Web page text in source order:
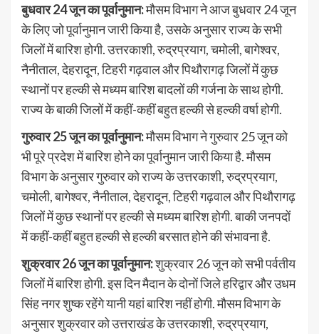
बुधवार 24 जून का पूर्वानुमान:मौसम विभाग ने आज बुधवार 24 जून
के लिए जो पूर्वानुमान जारी किया है, उसके अनुसार राज्य के सभी
जिलों में बारिश होगी. उत्तरकाशी, रुद्रप्रयाग, चमोली, बागेश्वर,
नैनीताल, देहरादून, टिहरी गढ़वाल और पिथौरागढ़ जिलों में कुछ
स्थानों पर हल्की से मध्यम बारिश बादलों की गर्जना के साथ होगी.
राज्य के बाकी जिलों में कहीं-कहीं बहुत हल्की से हल्की वर्षा होगी.
गुरुवार 25 जून का पूर्वानुमान:मौसम विभाग ने गुरुवार 25 जून को
भी पूरे प्रदेश में बारिश होने का पूर्वानुमान जारी किया है. मौसम
विभाग के अनुसार गुरुवार को राज्य के उत्तरकाशी, रुद्रप्रयाग,
चमोली, बागेश्वर, नैनीताल, देहरादून, टिहरी गढ़वाल और पिथौरागढ़
जिलों में कुछ स्थानों पर हल्की से मध्यम बारिश होगी. बाकी जनपदों
में कहीं-कहीं बहुत हल्की से हल्की बरसात होने की संभावना है.
शुक्रवार 26 जून का पूर्वानुमान:शुक्रवार 26 जून को सभी पर्वतीय
जिलों में बारिश होगी. इस दिन मैदान के दोनों जिले हरिद्वार और उधम
सिंह नगर शुष्क रहेंगे यानी यहां बारिश नहीं होगी. मौसम विभाग के
अनुसार शुक्रवार को उत्तराखंड के उत्तरकाशी, रुद्रप्रयाग,